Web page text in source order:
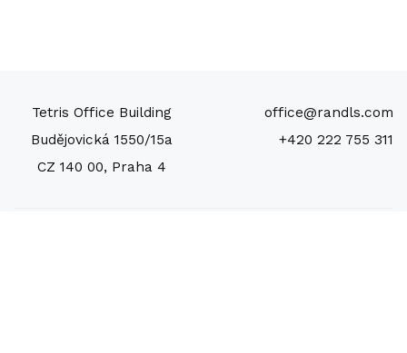
Tetris Office Building
Budějovická 1550/15a
CZ 140 00, Praha 4
office@randls.com
+420 222 755 311